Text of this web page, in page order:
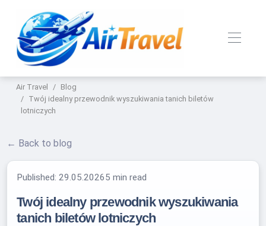
Air Travel
Blog
Twój idealny przewodnik wyszukiwania tanich biletów
lotniczych
← Back to blog
Published:29.05.20265 min read
Twój idealny przewodnik wyszukiwania
tanich biletów lotniczych